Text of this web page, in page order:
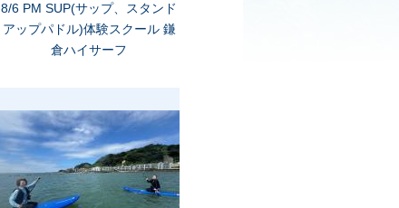
8/6 PM SUP(サップ、スタンド
アップパドル)体験スクール 鎌
倉ハイサーフ